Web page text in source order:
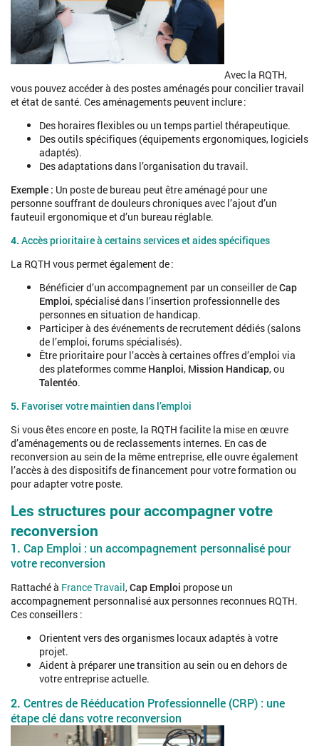
Avec la RQTH,
vous pouvez accéder à des postes aménagés pour concilier travail
et état de santé. Ces aménagements peuvent inclure :
Des horaires flexibles ou un temps partiel thérapeutique.
Des outils spécifiques (équipements ergonomiques, logiciels
adaptés).
Des adaptations dans l’organisation du travail.
Exemple : Un poste de bureau peut être aménagé pour une
personne souffrant de douleurs chroniques avec l’ajout d’un
fauteuil ergonomique et d’un bureau réglable.
4. Accès prioritaire à certains services et aides spécifiques
La RQTH vous permet également de :
Bénéficier d’un accompagnement par un conseiller deCap
Emploi, spécialisé dans l’insertion professionnelle des
personnes en situation de handicap.
Participer à des événements de recrutement dédiés (salons
de l’emploi, forums spécialisés).
Être prioritaire pour l’accès à certaines offres d’emploi via
des plateformes comme Hanploi, Mission Handicap, ou
Talentéo.
5. Favoriser votre maintien dans l’emploi
Si vous êtes encore en poste, la RQTH facilite la mise en œuvre
d’aménagements ou de reclassements internes. En cas de
reconversion au sein de la même entreprise, elle ouvre également
l’accès à des dispositifs de financement pour votre formation ou
pour adapter votre poste.
Les structures pour accompagner votre
reconversion
1. Cap Emploi : un accompagnement personnalisé pour
votre reconversion
Rattaché à France Travail,Cap Emploi propose un
accompagnement personnalisé aux personnes reconnues RQTH.
Ces conseillers :
Orientent vers des organismes locaux adaptés à votre
projet.
Aident à préparer une transition au sein ou en dehors de
votre entreprise actuelle.
2. Centres de Rééducation Professionnelle (CRP) : une
étape clé dans votre reconversion
https://www.francetravail.fr/actualites/le-
dossier/pratique/emploi-et-handicap/conseils-
pratiques/travailleur-handicape--un-accomp.html
https://www.legifrance.gouv.fr/jorf/article_jo/
https://travail-
emploi.gouv.fr/IMG/pdf/instruction_du_26_avril_2022.pdf